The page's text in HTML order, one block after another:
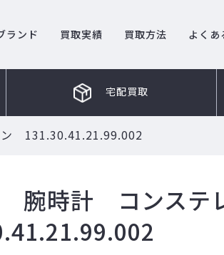
ランド 買取実績 買取方法 よくあ
宅配買取
131.30.41.21.99.002
腕時計 コンステ